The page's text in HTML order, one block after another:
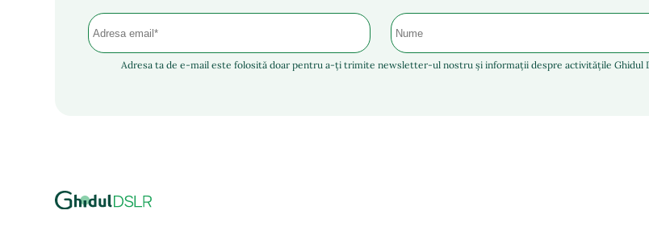
Adresa ta de e-mail este folosită doar pentru a-ți trimite newsletter-ul nostru și informații despre activitățile Ghidul